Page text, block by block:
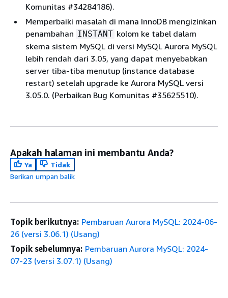
Komunitas #34284186).
Memperbaiki masalah di mana InnoDB mengizinkan
penambahan INSTANT kolom ke tabel dalam
skema sistem MySQL di versi MySQL Aurora MySQL
lebih rendah dari 3.05, yang dapat menyebabkan
server tiba-tiba menutup (instance database
restart) setelah upgrade ke Aurora MySQL versi
3.05.0. (Perbaikan Bug Komunitas #35625510).
Apakah halaman ini membantu Anda?
Ya
Tidak
Berikan umpan balik
Topik berikutnya: Pembaruan Aurora MySQL: 2024-06-
26 (versi 3.06.1) (Usang)
Topik sebelumnya: Pembaruan Aurora MySQL: 2024-
07-23 (versi 3.07.1) (Usang)